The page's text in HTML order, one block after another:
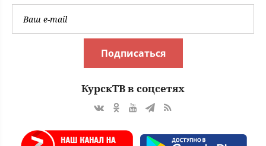
Подписаться
КурскТВ в соцсетях